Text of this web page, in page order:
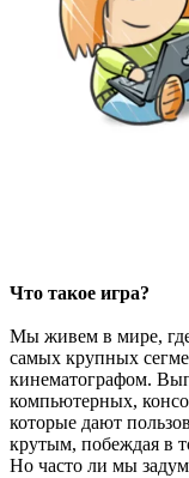
Что такое игра?
Мы живем в мире, где
самых крупных
кинематографом.
компьютерных,
которые дают
крутым, побеждая в
Но часто ли мы